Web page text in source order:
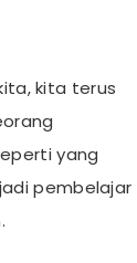
kita terus
yang
pembelajar